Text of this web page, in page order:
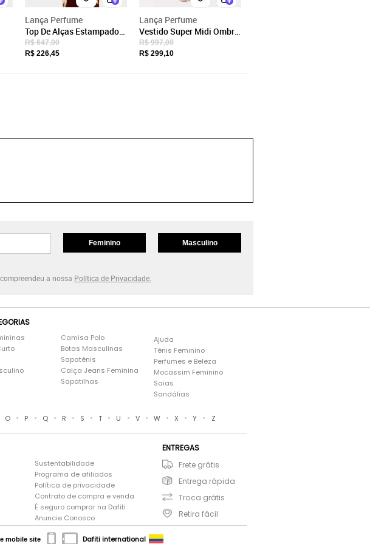
Lança Perfume
Top De Alças Estampado
Com Amarração Lança
Perfume
R$ 647,00
R$ 226,45
Lança Perfume
Vestido Super Midi Ombro
a Ombro Lança Perfume
R$ 997,00
R$ 299,10
Feminino Masculino
a nossa Política de Privacidade.
Camisa Polo
Botas Masculinas
Sapatênis
Calça Jeans Feminina
Sapatilhas
Ajuda
Tênis Feminino
Perfumes e Beleza
Mocassim Feminino
Saias
Sandálias
O • P • Q • R • S • T • U • V • W • X • Y • Z
Sustentabilidade
Programa de afiliados
Política de privacidade
Contrato de compra e venda
É seguro comprar na Dafiti
Anuncie Conosco
ENTREGAS
Frete grátis
Entrega rápida
Troca grátis
Retira fácil
mobile site Dafiti international